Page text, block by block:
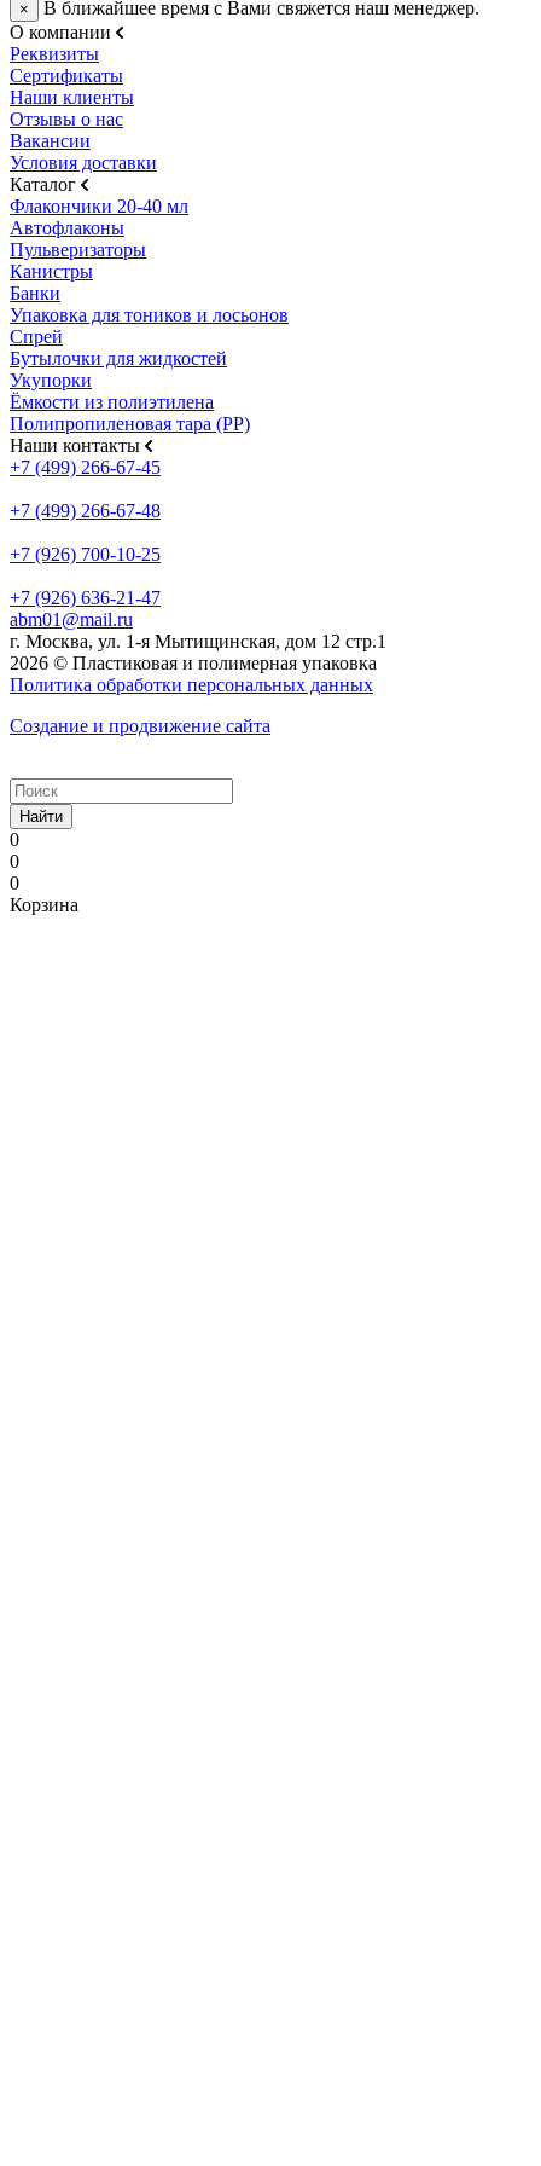
×
В ближайшее время с Вами свяжется наш менеджер.
О компании
Реквизиты
Сертификаты
Наши клиенты
Отзывы о нас
Вакансии
Условия доставки
Каталог
Флакончики 20-40 мл
Автофлаконы
Пульверизаторы
Канистры
Банки
Упаковка для тоников и лосьонов
Спрей
Бутылочки для жидкостей
Укупорки
Ёмкости из полиэтилена
Полипропиленовая тара (PP)
Наши контакты
+7 (499) 266-67-45
+7 (499) 266-67-48
+7 (926) 700-10-25
+7 (926) 636-21-47
abm01@mail.ru
г. Москва, ул. 1-я Мытищинская, дом 12 стр.1
2026 © Пластиковая и полимерная упаковка
Политика обработки персональных данных
Создание и продвижение сайта
Найти
0
0
0
Корзина